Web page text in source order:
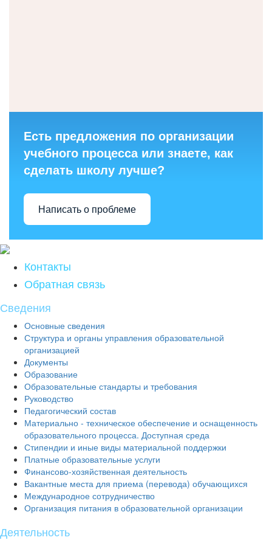
Есть предложения по организации
учебного процесса или знаете, как
сделать школу лучше?
Написать о проблеме
Контакты
Обратная связь
Сведения
Основные сведения
Структура и органы управления образовательной
организацией
Документы
Образование
Образовательные стандарты и требования
Руководство
Педагогический состав
Материально - техническое обеспечение и оснащенность
образовательного процесса. Доступная среда
Стипендии и иные виды материальной поддержки
Платные образовательные услуги
Финансово-хозяйственная деятельность
Вакантные места для приема (перевода) обучающихся
Международное сотрудничество
Организация питания в образовательной организации
Деятельность